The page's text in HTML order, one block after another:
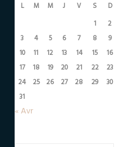
L M M J V S
D
1
2
3
4 5 6 7 8
9
10
11 12 13 14 15
16
17
18 19 20 21 22
23
24
25 26 27 28 29
30
31
« Avr